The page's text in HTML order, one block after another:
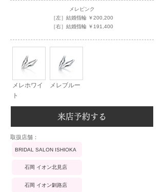
メレピンク
［左］結婚指輪 ￥200,200
［右］結婚指輪 ￥191,400
メレホワイ
ト
メレブルー
来店予約する
​取扱店舗：
BRIDAL SALON ISHIOKA
石岡 イオン北見店
石岡 イオン釧路店